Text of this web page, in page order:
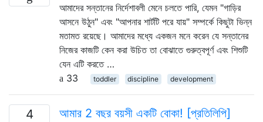
আমাদের সন্তানের নির্দেশাবলী মেনে চলতে পারি, যেমন "গাড়ির
আসনে উঠুন" এবং "আপনার শার্টটি পরে যায়" সম্পর্কে কিছুটা ভিন্ন
মতামত রয়েছে। আমাদের মধ্যে একজন মনে করেন যে সন্তানের
নিজের কাজটি কেন করা উচিত তা বোঝাতে গুরুত্বপূর্ণ এবং শিশুটি
যেন এটি করতে …
33
toddler discipline development
4 আমার 2 বছর বয়সী একটি বোকা! [প্রতিলিপি]